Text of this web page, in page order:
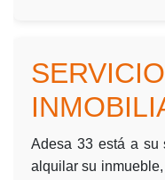
Adesa 33 está a su
alquilar su